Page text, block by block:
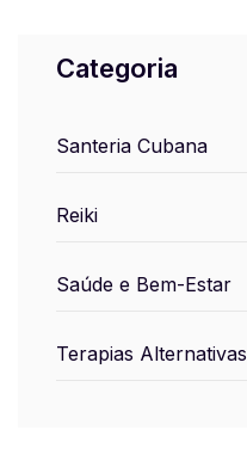
Categoria
Santeria Cubana
Reiki
Saúde e Bem-Estar
Terapias Alternativas